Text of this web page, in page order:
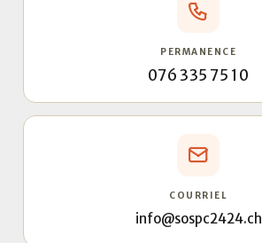
PERMANENCE
076 335 75 10
COURRIEL
info@sospc2424.ch